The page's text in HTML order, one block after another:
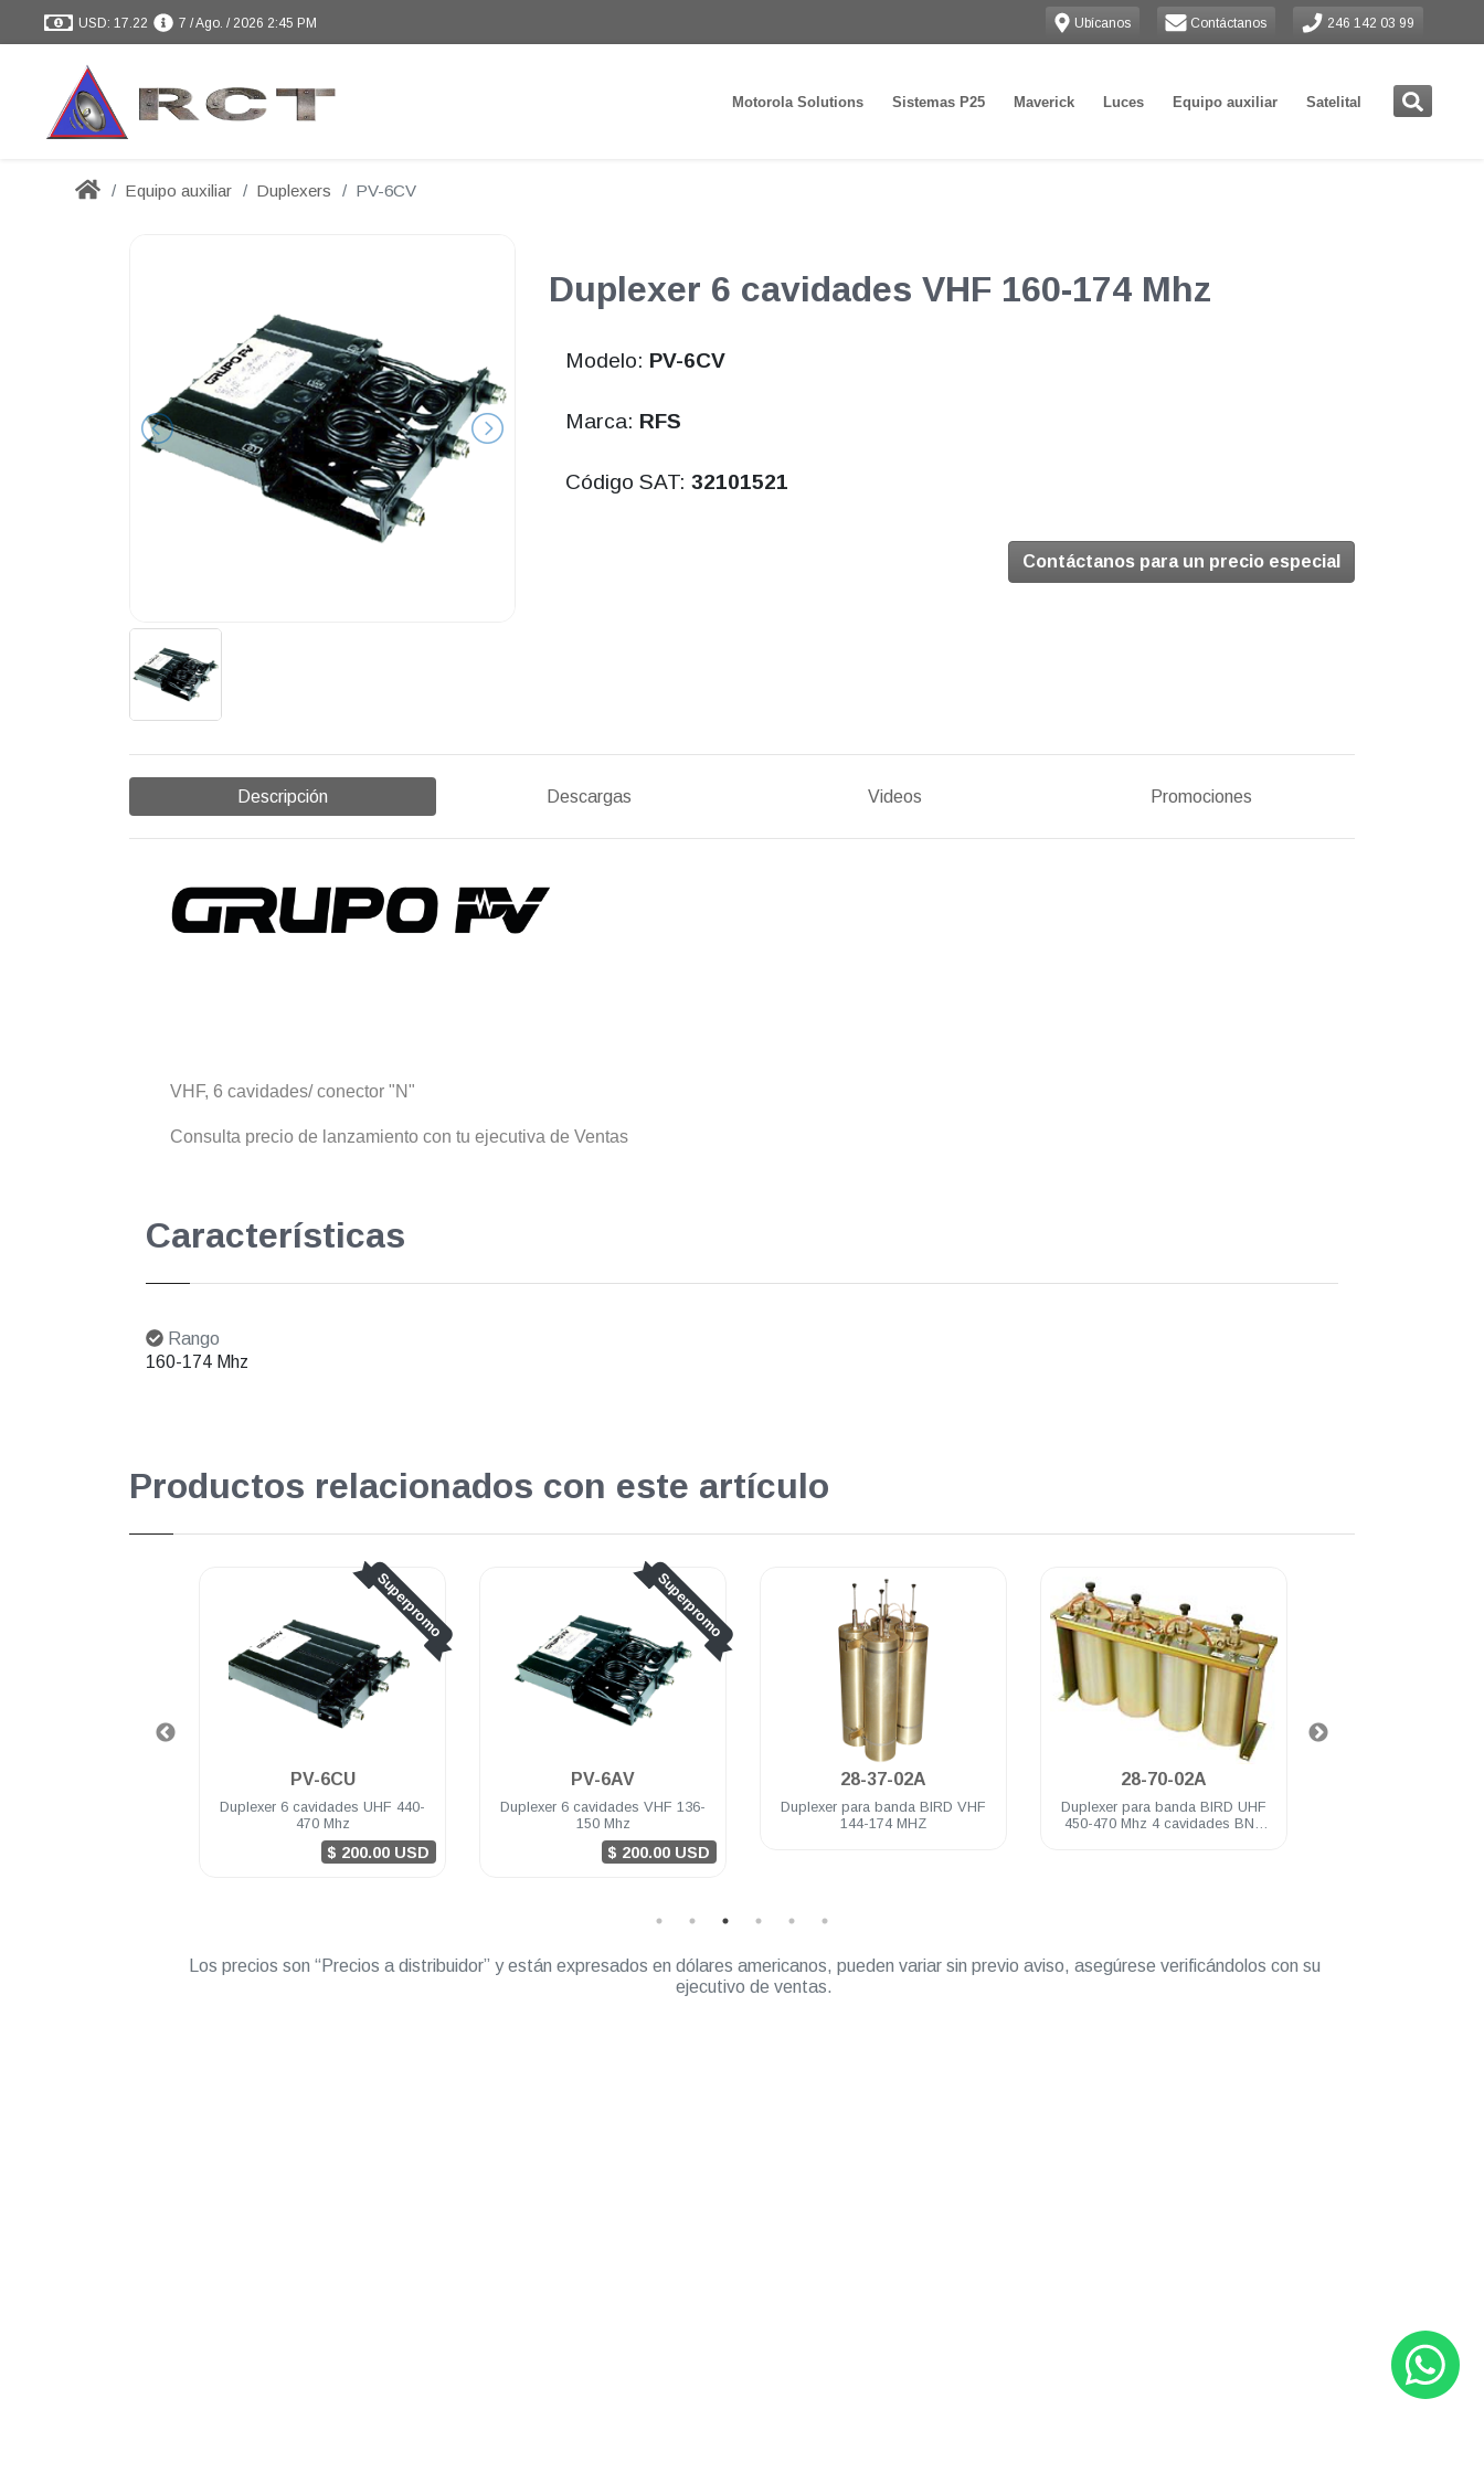
USD: 17.22 7 / Ago. / 2026 2:45 PM Ubícanos Contáctanos 246 142 03 99
Motorola Solutions Sistemas P25 Maverick Luces Equipo auxiliar Satelital
Equipo auxiliar Duplexers PV-6CV
Duplexer 6 cavidades VHF 160-174 Mhz
Modelo: PV-6CV
Marca: RFS
Código SAT: 32101521
Contáctanos para un precio especial
Descripción Descargas Videos Promociones
VHF, 6 cavidades/ conector "N"
Consulta precio de lanzamiento con tu ejecutiva de Ventas
Características
Rango
160-174 Mhz
Productos relacionados con este artículo
Superpromo
PV-6CU
Duplexer 6 cavidades UHF 440-
470 Mhz
$ 200.00 USD
Superpromo
PV-6AV
Duplexer 6 cavidades VHF 136-
150 Mhz
$ 200.00 USD
28-37-02A
Duplexer para banda BIRD VHF
144-174 MHZ
28-70-02A
Duplexer para banda BIRD UHF
450-470 Mhz 4 cavidades BNC
Los precios son “Precios a distribuidor” y están expresados en dólares americanos, pueden variar sin previo aviso, asegúrese verificándolos con su
ejecutivo de ventas.